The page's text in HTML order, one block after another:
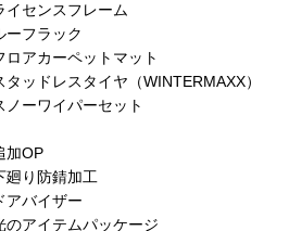
イセンスフレーム
ーフラック
ロアカーペットマット
タッドレスタイヤ（WINTERMAXX）
ノーワイパーセット
OP
廻り防錆加工
アバイザー
のアイテムパッケージ